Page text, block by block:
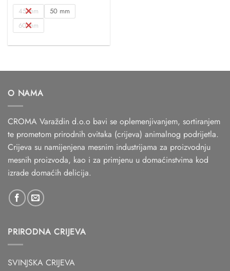
45 mm
50 mm
60 mm
O NAMA
CROMA Varaždin d.o.o bavi se oplemenjivanjem, sortiranjem
te prometom prirodnih ovitaka (crijeva) animalnog podrijetla.
Crijeva su namijenjena mesnim industrijama za proizvodnju
mesnih proizvoda, kao i za primjenu u domaćinstvima kod
izrade domaćih delicija.
PRIRODNA CRIJEVA
SVINJSKA CRIJEVA